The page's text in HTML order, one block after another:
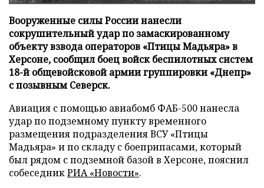
Вооруженные силы России нанесли
сокрушительный удар по замаскированному
объекту взвода операторов «Птицы Мадьяра» в
Херсоне, сообщил боец войск беспилотных систем
18-й общевойсковой армии группировки «Днепр»
с позывным Северск.
Авиация с помощью авиабомб ФАБ-500 нанесла
удар по подземному пункту временного
размещения подразделения ВСУ «Птицы
Мадьяра» и по складу с боеприпасами, который
был рядом с подземной базой в Херсоне, пояснил
собеседникРИА «Новости».